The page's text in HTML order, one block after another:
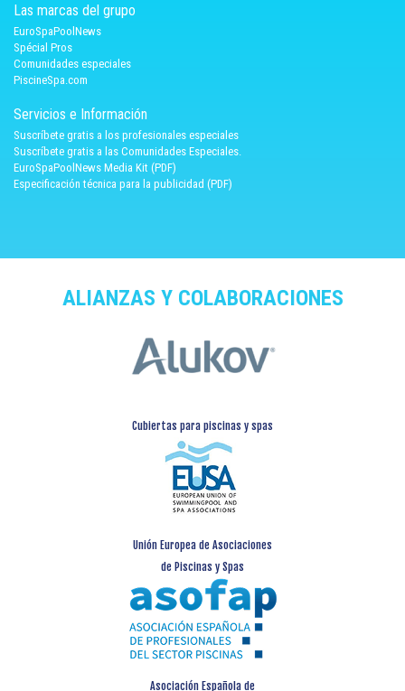
Las marcas del grupo
EuroSpaPoolNews
Spécial Pros
Comunidades especiales
PiscineSpa.com
Servicios e Información
Suscríbete gratis a los profesionales especiales
Suscríbete gratis a las Comunidades Especiales.
EuroSpaPoolNews Media Kit (PDF)
Especificación técnica para la publicidad (PDF)
ALIANZAS Y COLABORACIONES
Cubiertas para piscinas y spas
Unión Europea de Asociaciones
de Piscinas y Spas
Asociación Española de